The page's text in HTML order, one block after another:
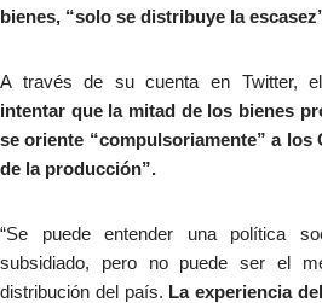
bienes, “solo se distribuye la
A través de su cuenta en Twitter,
intentar que la mitad de los bienes
se oriente “compulsoriamente” a los
de la producción”.
“Se puede entender una política
subsidiado, pero no puede ser el
distribución del país. La experiencia